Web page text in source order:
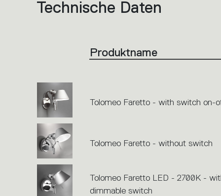
List
action.
Technische Daten
Produktname
Tolomeo Faretto - with switch on-
Tolomeo Faretto - without switch
Tolomeo Faretto LED - 2700K -
dimmable switch